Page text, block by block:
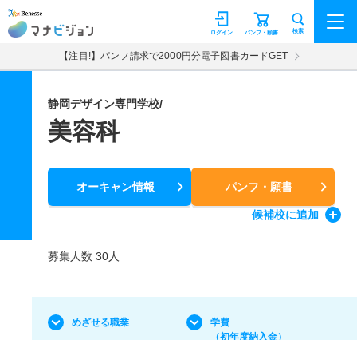
マナビジョン パンフ・願書
ログイン 検索
【注目!】パンフ請求で2000円分電子図書カードGET
静岡デザイン専門学校/
美容科
オーキャン情報 パンフ・願書
候補校に追加
募集人数 30人
めざせる職業
学費
（初年度納入金）